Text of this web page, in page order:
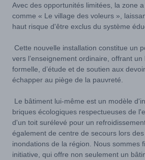
Avec des opportunités limitées, la zone
comme « Le village des voleurs »,
haut risque d'être exclus du système
Cette nouvelle installation constitue un
vers l’enseignement ordinaire, offrant un
formelle, d’étude et de soutien aux
échapper au piège de la pauvreté.
Le bâtiment lui-même est un modèle
briques écologiques respectueuses de
d'un toit surélevé pour un
également de centre de secours lors
inondations de la région. Nous sommes
initiative, qui offre non seulement un